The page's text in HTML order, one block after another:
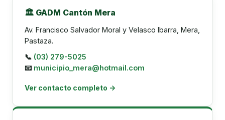
🏛️ GADM Cantón Mera
Av. Francisco Salvador Moral y Velasco Ibarra, Mera,
Pastaza.
📞 (03) 279-5025
📧 municipio_mera@hotmail.com
Ver contacto completo →